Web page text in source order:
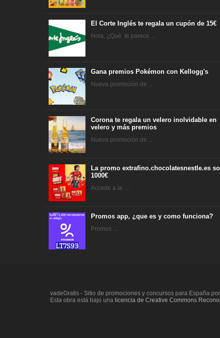
El Corte Inglés te regala un cupón de 15€
Hola, ¿Qué te parece ...
Gana premios Pokémon con Kellogg's
Nueva promoción de ...
Corona te regala un velero inolvidable en
velero y más premios
Nueva promoción de ...
La promo extrafino.chocolatesnestle.es
1000€
Accede a la ...
Promos app, ¿que es y como funciona?
Promos ...
vadeGratis - Sitio de promociones y concursos para España
Esta obra está bajo una licencia de Creative Commons